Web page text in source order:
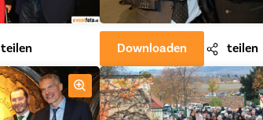
teilen Downloaden teilen